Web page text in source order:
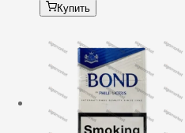
Купить